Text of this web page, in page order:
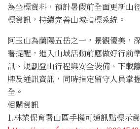
為坐標資料，預計暑假前全面更新山
標資訊，持續完善山域指標系統。
阿玉山為蘭陽五岳之一，景觀優美，
署提醒，進入山域活動前應做好行前
訊、規劃登山行程與安全裝備、下載
牌及通訊資訊，同時指定留守人員掌
全。
相關資訊
1.林業保育署山區手機可通訊點標示